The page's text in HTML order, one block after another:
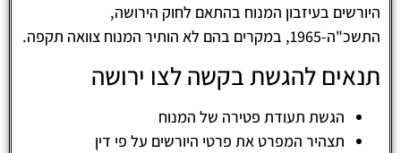
היורשים בעיזבון המנוח בהתאם לחוק הירושה,
התשכ"ה-1965, במקרים בהם לא הותיר המנוח צוואה תקפה.
תנאים להגשת בקשה לצו ירושה
הגשת תעודת פטירה של המנוח
תצהיר המפרט את פרטי היורשים על פי דין